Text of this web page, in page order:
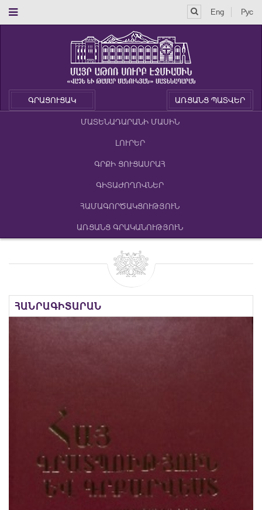
Eng Рус
ԳՐԱՑՈՒՑԱԿ ԱՌՑԱՆՑ ՊԱՏՎԵՐ
ՄԱՏԵՆԱԴԱՐԱՆԻ ՄԱՍԻՆ
ԼՈՒՐԵՐ
ԳՐՔԻ ՑՈՒՑԱՍՐԱՀ
ԳԻՏԱԺՈՂՈՎՆԵՐ
ՀԱՄԱԳՈՐԾԱԿՑՈՒԹՅՈՒՆ
ԱՌՑԱՆՑ ԳՐԱԿԱՆՈՒԹՅՈՒՆ
ՀԱՆՐԱԳԻՏԱՐԱՆ